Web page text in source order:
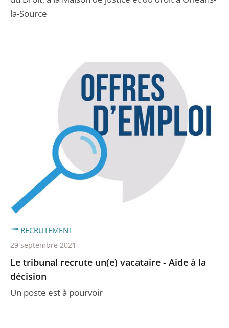
la-Source
Le tribunal recrute un(e) vacataire - Aide à la
décision
Un poste est à pourvoir
RECRUTEMENT
29 septembre 2021